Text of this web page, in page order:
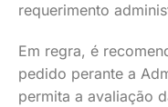
requerimento
Em regra, é
pedido perante a
permita a avaliação